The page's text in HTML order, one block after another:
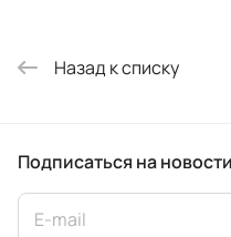
Назад к списку
Подписаться на